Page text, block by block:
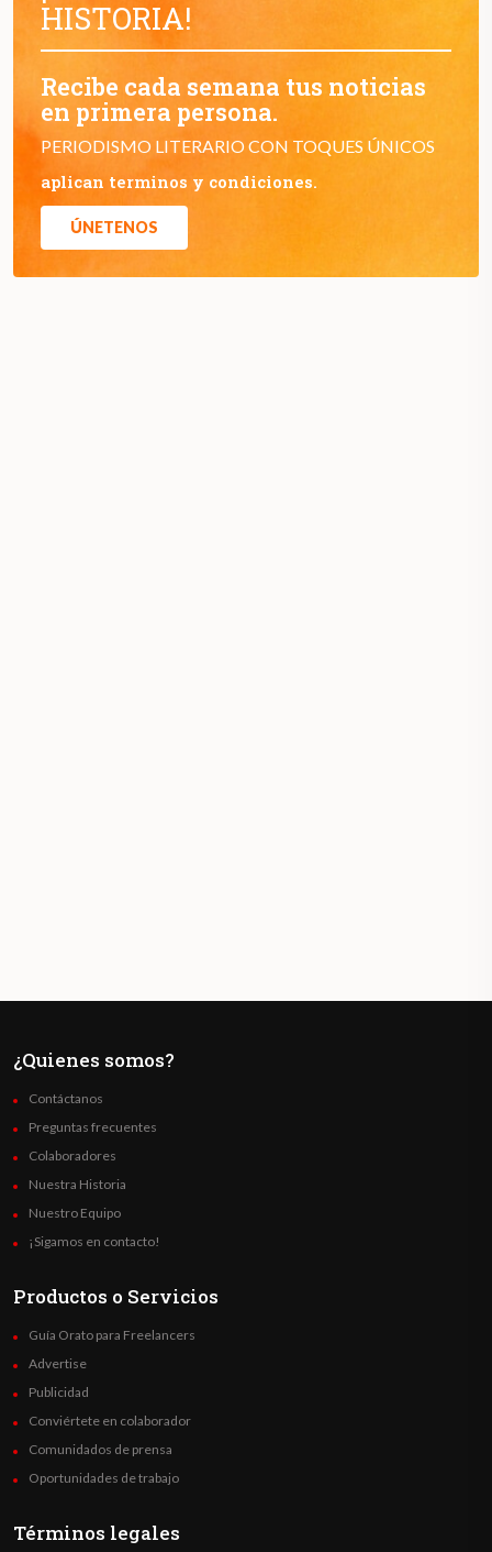
HISTORIA!
Recibe cada semana tus noticias
en primera persona.
PERIODISMO LITERARIO CON TOQUES ÚNICOS
aplican terminos y condiciones.
ÚNETENOS
¿Quienes somos?
Contáctanos
Preguntas frecuentes
Colaboradores
Nuestra Historia
Nuestro Equipo
¡Sigamos en contacto!
Productos o Servicios
Guía Orato para Freelancers
Advertise
Publicidad
Conviértete en colaborador
Comunidados de prensa
Oportunidades de trabajo
Términos legales